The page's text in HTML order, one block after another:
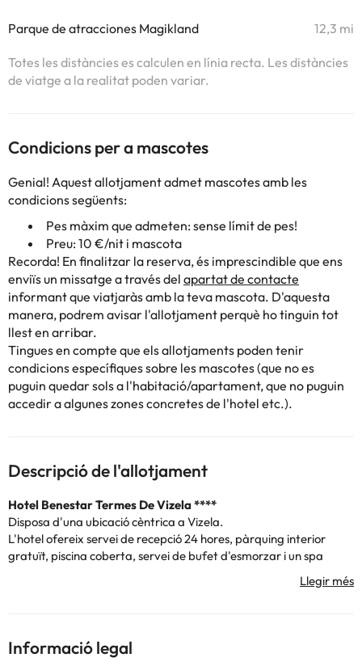
Parque de atracciones Magikland 12,3 mi
Totes les distàncies es calculen en línia recta. Les distàncies
de viatge a la realitat poden variar.
Condicions per a mascotes
Genial! Aquest allotjament admet mascotes amb les
condicions següents:
Pes màxim que admeten: sense límit de pes!
Preu: 10 €/nit i mascota
Recorda! En finalitzar la reserva, és imprescindible que ens
enviïs un missatge a través del apartat de contacte
informant que viatjaràs amb la teva mascota. D'aquesta
manera, podrem avisar l'allotjament perquè ho tinguin tot
llest en arribar.
Tingues en compte que els allotjaments poden tenir
condicions específiques sobre les mascotes (que no es
puguin quedar sols a l'habitació/apartament, que no puguin
accedir a algunes zones concretes de l'hotel etc.).
Descripció de l'allotjament
Hotel Benestar Termes De Vizela ****
Disposa d'una ubicació cèntrica a Vizela.
L'hotel ofereix servei de recepció 24 hores, pàrquing interior
gratuït, piscina coberta, servei de bufet d'esmorzar i un spa
termal que comprèn sales de tractament i massatge, a més el
restaurant i el bar serveixen begudes a la nit i plats de sabor
Les habitacions presenten una decoració elegant i inclouen aire
condicionat, TV LCD per satèl·lit, minibar i Wi-Fi gratuïta i
Informació legal